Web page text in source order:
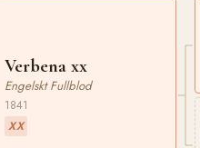
Verbena xx
Engelskt Fullblod
1841
XX